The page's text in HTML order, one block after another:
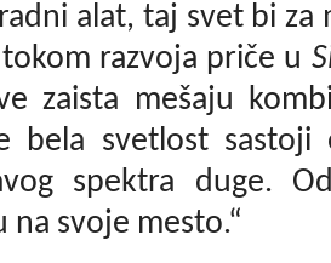
alat, taj svet bi
razvoja priče u
zaista mešaju
bela svetlost sastoji
spektra duge.
na svoje mesto.“